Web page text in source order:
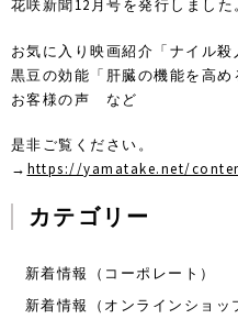
花咲新聞12月号を発行しました
お気に入り映画紹介「ナイル殺
黒豆の効能「肝臓の機能を高め
お客様の声 など
是非ご覧ください。
→ https://yamatake.net/
カテゴリー
新着情報（コーポレート）
新着情報（オンラインショッ